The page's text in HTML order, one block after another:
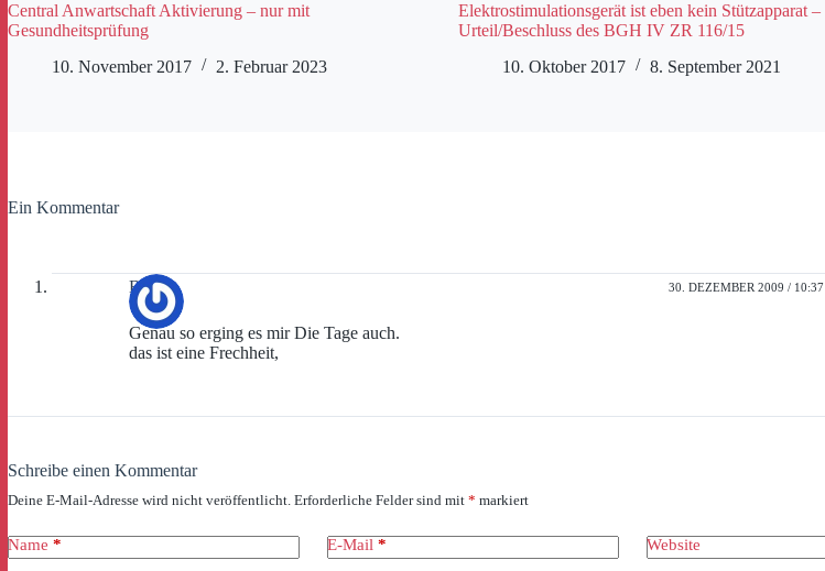
Central Anwartschaft Aktivierung – nur mit
Gesundheitsprüfung
10. November 2017
2. Februar 2023
Elektrostimulationsgerät ist eben kein Stützapparat –
Urteil/Beschluss des BGH IV ZR 116/15
10. Oktober 2017
8. September 2021
Ein Kommentar
Benni 30. DEZEMBER 2009 / 10:37
Genau so erging es mir Die Tage auch.
das ist eine Frechheit,
Schreibe einen Kommentar
Deine E-Mail-Adresse wird nicht veröffentlicht. Erforderliche Felder sind mit * markiert
Name * E-Mail * Website